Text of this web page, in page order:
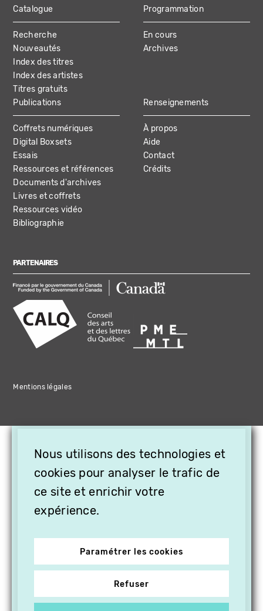
MAIN
NAVIGATION
Catalogue
Recherche
Nouveautés
Index des titres
Index des artistes
Titres gratuits
Programmation
En cours
Archives
Publications
Coffrets numériques
Digital Boxsets
Essais
Ressources et références
Documents d'archives
Livres et coffrets
Ressources vidéo
Bibliographie
Renseignements
À propos
Aide
Contact
Crédits
PARTENAIRES
Mentions légales
Nous utilisons des technologies et
cookies pour analyser le trafic de
ce site et enrichir votre
expérience.
Paramétrer les cookies
Refuser
OFFREZ LA VIDÉO EN
CADEAU, ABONNEZ VOS
PROCHES À VITHÈQUE !